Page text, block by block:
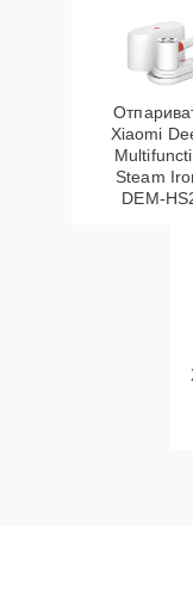
Xiaomi
Steam
DEM-